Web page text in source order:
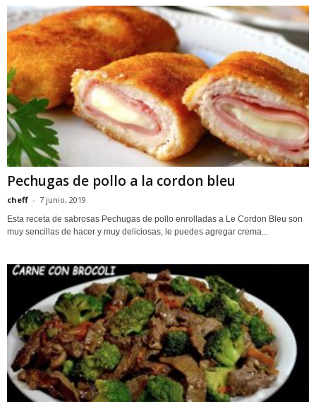
Pechugas de pollo a la cordon bleu
cheff - 7 junio, 2019
Esta receta de sabrosas Pechugas de pollo enrolladas a Le Cordon Bleu son
muy sencillas de hacer y muy deliciosas, le puedes agregar crema...